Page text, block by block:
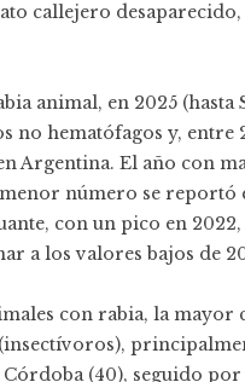
callejero
animal, en 2025 (hasta
hematófagos y, entre
Argentina. El año con
número se reportó
con un pico en
a los valores bajos de
con rabia, la
Córdoba (40), seguido